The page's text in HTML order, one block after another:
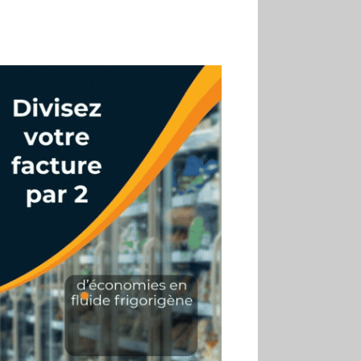
investissements pour
réduire sa consommation
d’eau
01.07
Aldi Studio lance sa
première collection capsule
inspirée de ses codes
visuels
01.07
Cafom annonce
des résultats semestriels en
hausse, portés par le e-
commerce
30.06
La Sportiva affiche
une croissance solide en